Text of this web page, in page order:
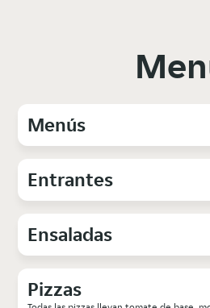
Menús
Entrantes
Ensaladas
Pizzas